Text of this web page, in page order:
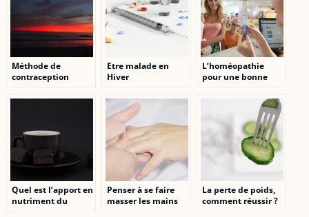
Méthode de
contraception
contraceptifs oraux
Etre malade en
Hiver
L’homéopathie
pour une bonne
Quel est l’apport en
nutriment du
Penser à se faire
masser les mains
La perte de poids,
comment réussir ?